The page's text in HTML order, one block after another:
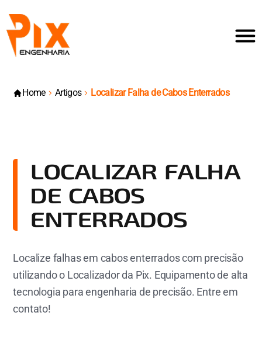
Home Artigos Localizar Falha de Cabos Enterrados
LOCALIZAR FALHA
DE CABOS
ENTERRADOS
Localize falhas em cabos enterrados com precisão
utilizando o Localizador da Pix. Equipamento de alta
tecnologia para engenharia de precisão. Entre em
contato!